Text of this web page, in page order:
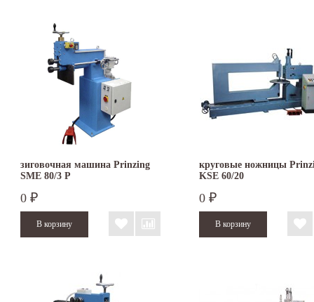
зиговочная машина Prinzing
SMЕ 80/3 P
0 ₽
круговые ножницы
KSE 60/20
0 ₽